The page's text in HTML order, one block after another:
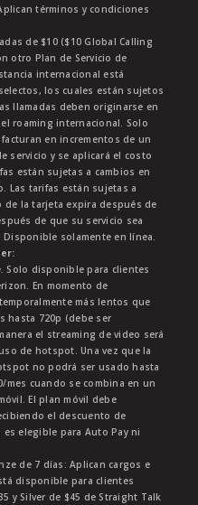
términos y condiciones
de $10 ($10 Global Calling
otro Plan de Servicio de
internacional está
los cuales están sujetos
llamadas deben originarse en
el roaming internacional. Solo
en incrementos de un
servicio y se aplicará el costo
están sujetas a cambios en
Las tarifas están sujetas a
de la tarjeta expira después de
de que su servicio sea
solamente en línea.
Solo disponible para clientes
En momento de
más lentos que
hasta 720p (debe ser
el streaming de video será
de hotspot. Una vez que la
no podrá ser usado hasta
mes cuando se combina en un
El plan móvil debe
el descuento de
elegible para Auto Pay ni
de 7 días: Aplican cargos e
disponible para clientes
y Silver de $45 de Straight Talk